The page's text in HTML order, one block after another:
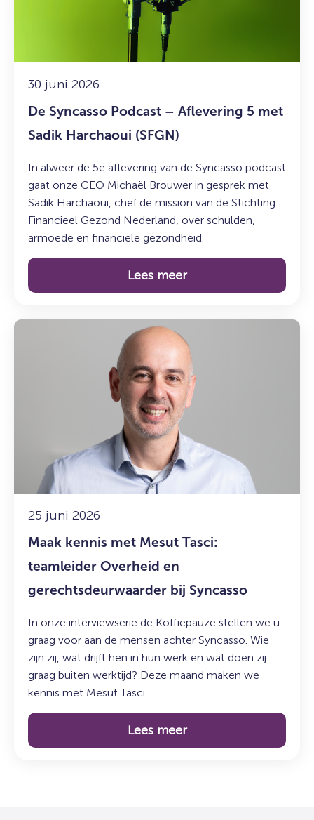
30 juni 2026
De Syncasso Podcast – Aflevering 5 met
Sadik Harchaoui (SFGN)
In alweer de 5e aflevering van de Syncasso podcast
gaat onze CEO Michaël Brouwer in gesprek met
Sadik Harchaoui, chef de mission van de Stichting
Financieel Gezond Nederland, over schulden,
armoede en financiële gezondheid.
Lees meer
Sadik
Harchaoui
25 juni 2026
Maak kennis met Mesut Tasci:
teamleider Overheid en
gerechtsdeurwaarder bij Syncasso
In onze interviewserie de Koffiepauze stellen we u
graag voor aan de mensen achter Syncasso. Wie
zijn zij, wat drijft hen in hun werk en wat doen zij
graag buiten werktijd? Deze maand maken we
kennis met Mesut Tasci.
Lees meer
Lees
teamleider
Overheid
en
gerechtsdeurwaarder
Syncasso